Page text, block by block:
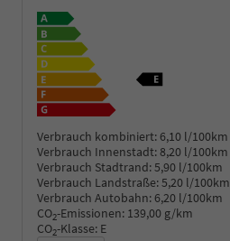
Verbrauch kombiniert: 6,10 l/100km
Verbrauch Innenstadt:8,20 l/100km
Verbrauch Stadtrand:5,90 l/100km
Verbrauch Landstraße:5,20 l/100km
Verbrauch Autobahn: 6,20 l/100km
CO2-Emissionen: 139,00 g/km
CO2-Klasse: E